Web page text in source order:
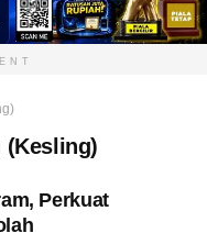
(Kesling)
Perkuat